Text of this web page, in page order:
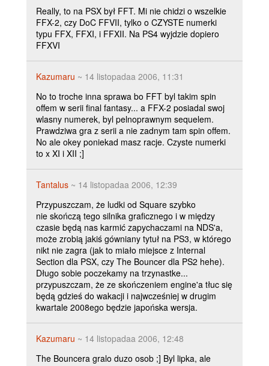
Really, to na PSX był FFT. Mi nie chidzi o wszelkie
FFX-2, czy DoC FFVII, tylko o CZYSTE numerki
typu FFX, FFXI, i FFXII. Na PS4 wyjdzie dopiero
FFXVI
Kazumaru ~ 14 listopadaa 2006, 11:31
No to troche inna sprawa bo FFT byl takim spin
offem w serii final fantasy... a FFX-2 posiadal swoj
wlasny numerek, byl pelnoprawnym sequelem.
Prawdziwa gra z serii a nie zadnym tam spin offem.
No ale okey poniekad masz racje. Czyste numerki
to x XI i XII ;]
Tantalus ~ 14 listopadaa 2006, 12:39
Przypuszczam, że ludki od Square szybko
nie skończą tego silnika graficznego i w między
czasie będą nas karmić zapychaczami na NDS'a,
może zrobią jakiś gówniany tytuł na PS3, w którego
nikt nie zagra (jak to miało miejsce z Internal
Section dla PSX, czy The Bouncer dla PS2 hehe).
Długo sobie poczekamy na trzynastke...
przypuszczam, że ze skończeniem engine'a tłuc się
będą gdzieś do wakacji i najwcześniej w drugim
kwartale 2008ego będzie japońska wersja.
Kazumaru ~ 14 listopadaa 2006, 12:48
The Bouncera gralo duzo osob ;] Byl lipka, ale